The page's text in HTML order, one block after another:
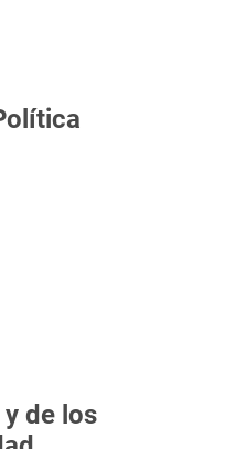
de los